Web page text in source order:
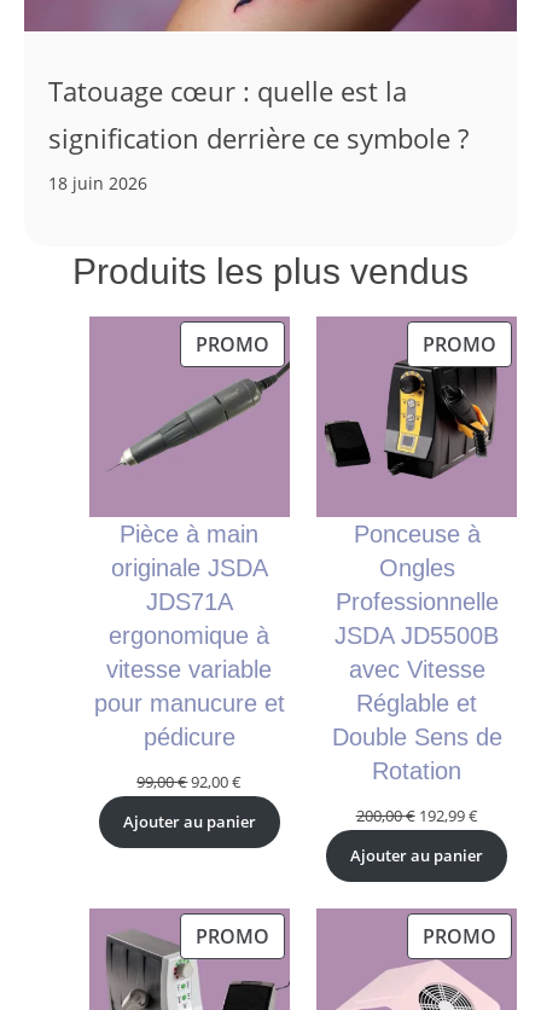
Tatouage cœur : quelle est la
signification derrière ce symbole ?
18 juin 2026
Produits les plus vendus
PROMOPRODUIT
EN
PROMOTION
Pièce à main
originale JSDA
JDS71A
ergonomique à
vitesse variable
pour manucure et
pédicure
99,00€Le
initial
92,00€Le
prix
actuel
Ajouter au panier
PROMO
EN
Ponceuse à
Ongles
Professionnelle
JSDA JD5500B
avec Vitesse
Réglable et
Double Sens de
Rotation
200,00€ Le
initial
200,00 €.
192,99€Le
prix
actuel
192,99 €.
Ajouter au panier
PROMOPRODUIT
PROMOTION
PROMO